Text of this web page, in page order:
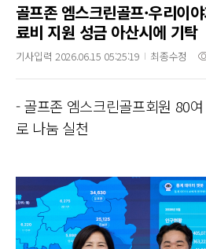
골프존 엠스크린골프·우리이
료비 지원 성금 아산시에 기탁
기사입력 2026.06.15 05:25:19 최종수정
- 골프존 엠스크린골프회원 80
로 나눔 실천